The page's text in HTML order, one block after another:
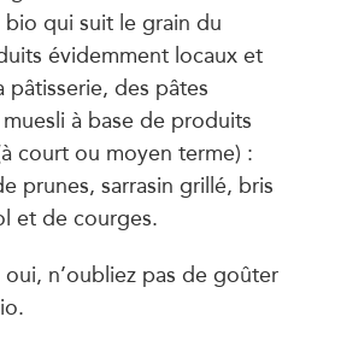
qui suit le grain du
évidemment locaux et
des pâtes
à base de produits
court ou moyen terme) :
prunes, sarrasin grillé, bris
et de courges.
n’oubliez pas de goûter